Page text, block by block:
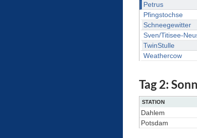
Petrus
Pfingstochse
Schneegewitter
Sven/Titisee-
TwinStulle
Weathercow
Tag 2:
STATION
Dahlem
Potsdam